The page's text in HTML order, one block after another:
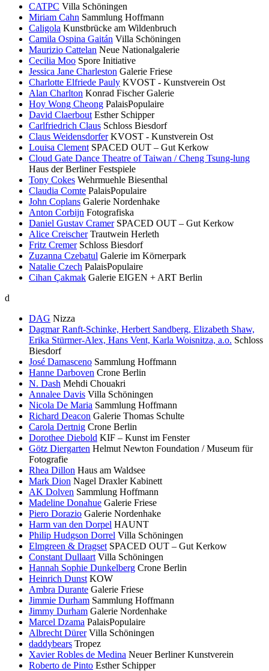
CATPC Villa Schöningen
Miriam Cahn Sammlung Hoffmann
Caligola Kunstbrücke am Wildenbruch
Camila Ospina Gaitán Villa Schöningen
Maurizio Cattelan Neue Nationalgalerie
Cecilia Moo Spore Initiative
Jessica Jane Charleston Galerie Friese
Charlotte Elfriede Pauly KVOST - Kunstverein Ost
Alan Charlton Konrad Fischer Galerie
Hoy Wong Cheong PalaisPopulaire
David Claerbout Esther Schipper
Carlfriedrich Claus Schloss Biesdorf
Claus Weidensdorfer KVOST - Kunstverein Ost
Louisa Clement SPACED OUT – Gut Kerkow
Cloud Gate Dance Theatre of Taiwan / Cheng Tsung-lung
Haus der Berliner Festspiele
Tony Cokes Wehrmuehle Biesenthal
Claudia Comte PalaisPopulaire
John Coplans Galerie Nordenhake
Anton Corbijn Fotografiska
Daniel Gustav Cramer SPACED OUT – Gut Kerkow
Alice Creischer Trautwein Herleth
Fritz Cremer Schloss Biesdorf
Zuzanna Czebatul Galerie im Körnerpark
Natalie Czech PalaisPopulaire
Cihan Çakmak Galerie EIGEN + ART Berlin
d
DAG Nizza
Dagmar Ranft-Schinke, Herbert Sandberg, Elizabeth Shaw,
Erika Stürmer-Alex, Hans Vent, Karla Woisnitza, a.o. Schloss
Biesdorf
José Damasceno Sammlung Hoffmann
Hanne Darboven Crone Berlin
N. Dash Mehdi Chouakri
Annalee Davis Villa Schöningen
Nicola De Maria Sammlung Hoffmann
Richard Deacon Galerie Thomas Schulte
Carola Dertnig Crone Berlin
Dorothee Diebold KIF – Kunst im Fenster
Götz Diergarten Helmut Newton Foundation / Museum für
Fotografie
Rhea Dillon Haus am Waldsee
Mark Dion Nagel Draxler Kabinett
AK Dolven Sammlung Hoffmann
Madeline Donahue Galerie Friese
Piero Dorazio Galerie Nordenhake
Harm van den Dorpel HAUNT
Philip Hudgson Dorrel Villa Schöningen
Elmgreen & Dragset SPACED OUT – Gut Kerkow
Constant Dullaart Villa Schöningen
Hannah Sophie Dunkelberg Crone Berlin
Heinrich Dunst KOW
Ambra Durante Galerie Friese
Jimmie Durham Sammlung Hoffmann
Jimmy Durham Galerie Nordenhake
Marcel Dzama PalaisPopulaire
Albrecht Dürer Villa Schöningen
daddybears Tropez
Xavier Robles de Medina Neuer Berliner Kunstverein
Roberto de Pinto Esther Schipper